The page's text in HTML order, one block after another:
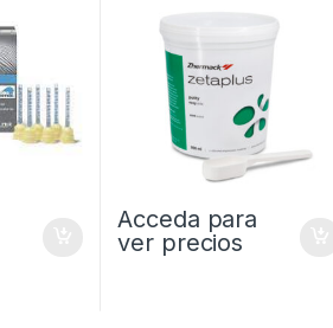
Acceda para
ver precios